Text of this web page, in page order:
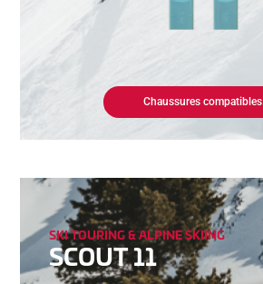
Chaussures compatibles
SKI TOURING & ALPINE SKIING
SCOUT 11